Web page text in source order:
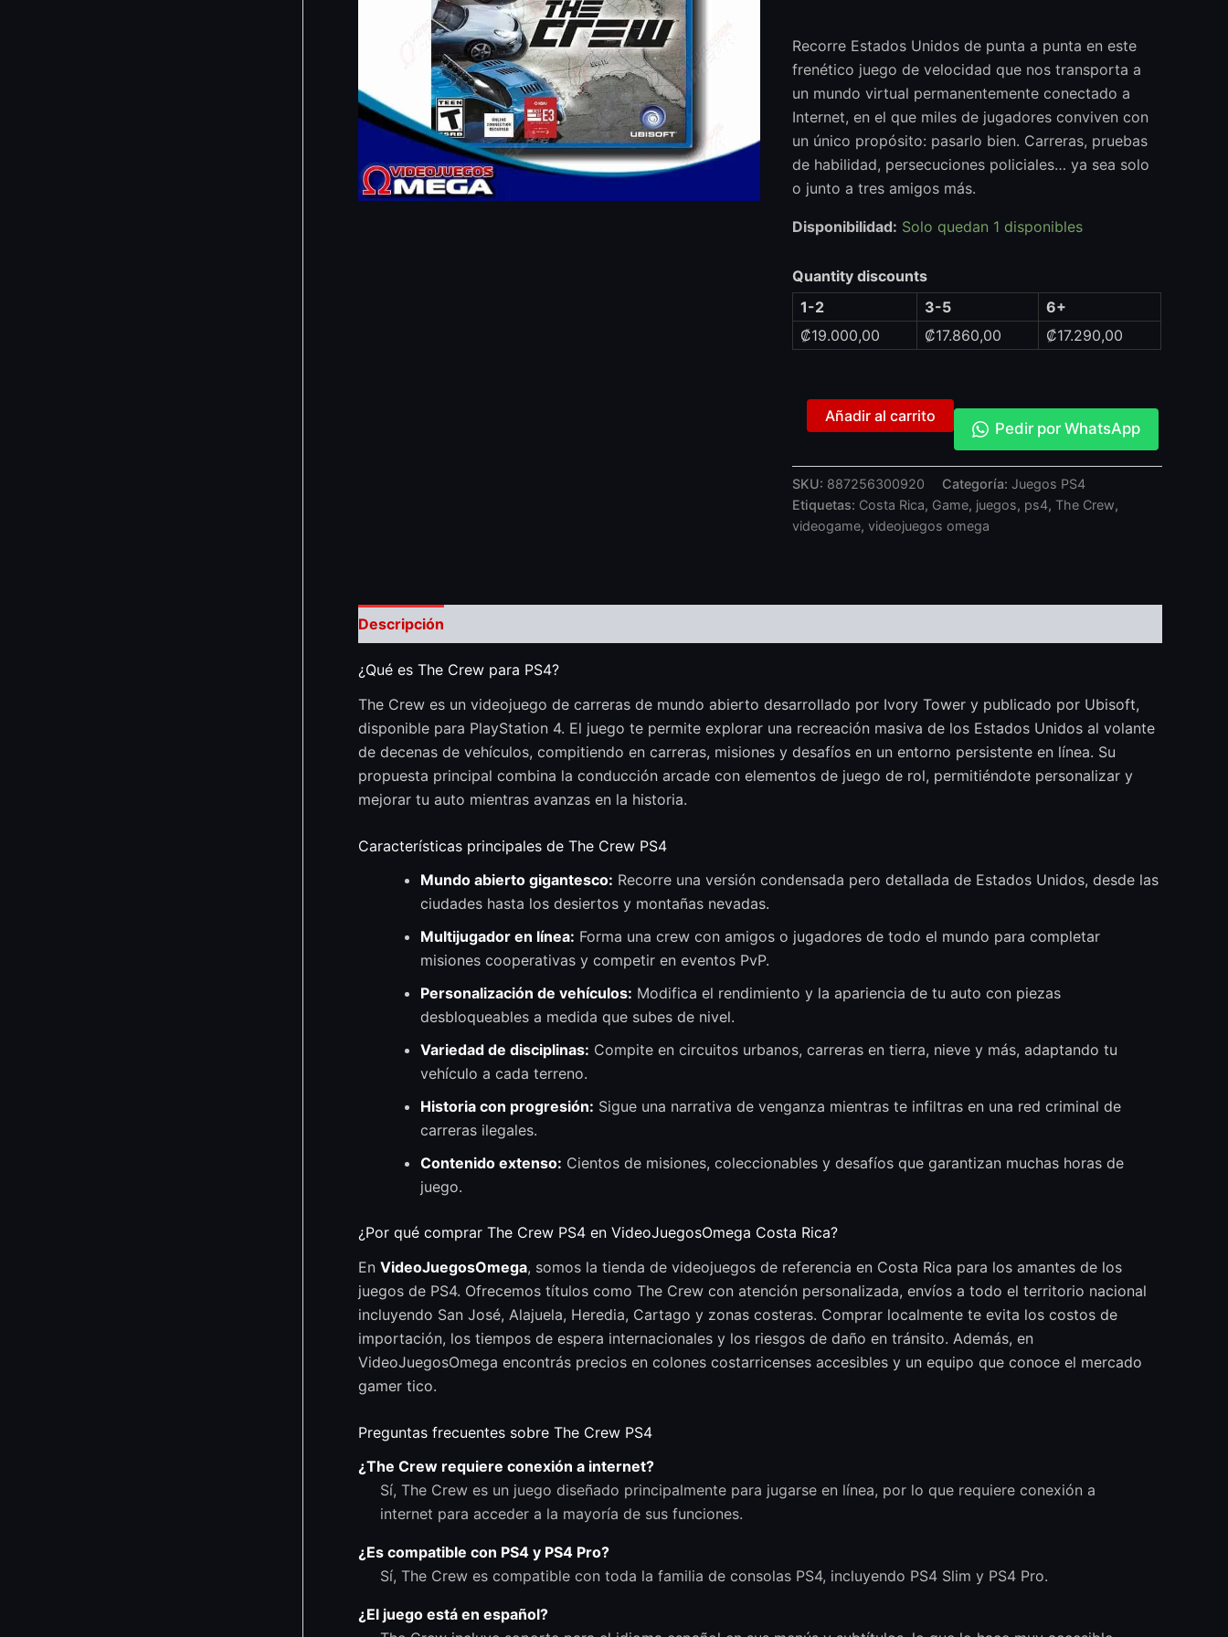
Recorre Estados Unidos de punta a punta en este
frenético juego de velocidad que nos transporta a
un mundo virtual permanentemente conectado a
Internet, en el que miles de jugadores conviven con
un único propósito: pasarlo bien. Carreras, pruebas
de habilidad, persecuciones policiales… ya sea solo
o junto a tres amigos más.
Disponibilidad: Solo quedan 1 disponibles
Quantity discounts
1-2
3-5
6+
₡19.000,00 ₡17.860,00 ₡17.290,00
Añadir al carrito
Pedir por WhatsApp
SKU: 887256300920 Categoría:Juegos PS4
Etiquetas: Costa Rica, Game, juegos, ps4,The Crew,
videogame,videojuegos omega
Descripción
¿Qué es The Crew para PS4?
The Crew es un videojuego de carreras de mundo abierto desarrollado por Ivory Tower y publicado por Ubisoft,
disponible para PlayStation 4. El juego te permite explorar una recreación masiva de los Estados Unidos al volante
de decenas de vehículos, compitiendo en carreras, misiones y desafíos en un entorno persistente en línea. Su
propuesta principal combina la conducción arcade con elementos de juego de rol, permitiéndote personalizar y
mejorar tu auto mientras avanzas en la historia.
Características principales de The Crew PS4
Mundo abierto gigantesco: Recorre una versión condensada pero detallada de Estados Unidos, desde las
ciudades hasta los desiertos y montañas nevadas.
Multijugador en línea: Forma una crew con amigos o jugadores de todo el mundo para completar
misiones cooperativas y competir en eventos PvP.
Personalización de vehículos: Modifica el rendimiento y la apariencia de tu auto con piezas
desbloqueables a medida que subes de nivel.
Variedad de disciplinas: Compite en circuitos urbanos, carreras en tierra, nieve y más, adaptando tu
vehículo a cada terreno.
Historia con progresión: Sigue una narrativa de venganza mientras te infiltras en una red criminal de
carreras ilegales.
Contenido extenso: Cientos de misiones, coleccionables y desafíos que garantizan muchas horas de
juego.
¿Por qué comprar The Crew PS4 en VideoJuegosOmega Costa Rica?
En VideoJuegosOmega, somos la tienda de videojuegos de referencia en Costa Rica para los amantes de los
juegos de PS4. Ofrecemos títulos como The Crew con atención personalizada, envíos a todo el territorio nacional
incluyendo San José, Alajuela, Heredia, Cartago y zonas costeras. Comprar localmente te evita los costos de
importación, los tiempos de espera internacionales y los riesgos de daño en tránsito. Además, en
VideoJuegosOmega encontrás precios en colones costarricenses accesibles y un equipo que conoce el mercado
gamer tico.
Preguntas frecuentes sobre The Crew PS4
¿The Crew requiere conexión a internet?
Sí, The Crew es un juego diseñado principalmente para jugarse en línea, por lo que requiere conexión a
internet para acceder a la mayoría de sus funciones.
¿Es compatible con PS4 y PS4 Pro?
Sí, The Crew es compatible con toda la familia de consolas PS4, incluyendo PS4 Slim y PS4 Pro.
¿El juego está en español?